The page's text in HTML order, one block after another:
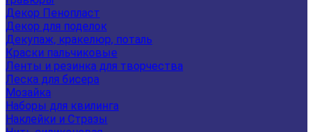
Декор Пенопласт
Декор для поделок
Декупаж, кракелюр, поталь
Краски пальчиковые
Ленты и резинка для творчества
Леска для бисера
Мозайка
Наборы для квилинга
Наклейки и Стразы